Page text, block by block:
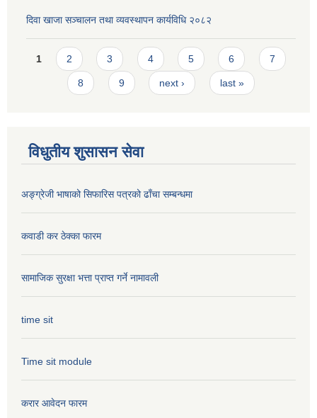
दिवा खाजा सञ्चालन तथा व्यवस्थापन कार्यविधि २०८२
Pages
1 2 3 4 5 6 7
8 9 next › last »
विधुतीय शुसासन सेवा
अङ्ग्रेजी भाषाको सिफारिस पत्रको ढाँचा सम्बन्धमा
कवाडी कर ठेक्का फारम
सामाजिक सुरक्षा भत्ता प्राप्त गर्ने नामावली
time sit
Time sit module
करार आवेदन फारम